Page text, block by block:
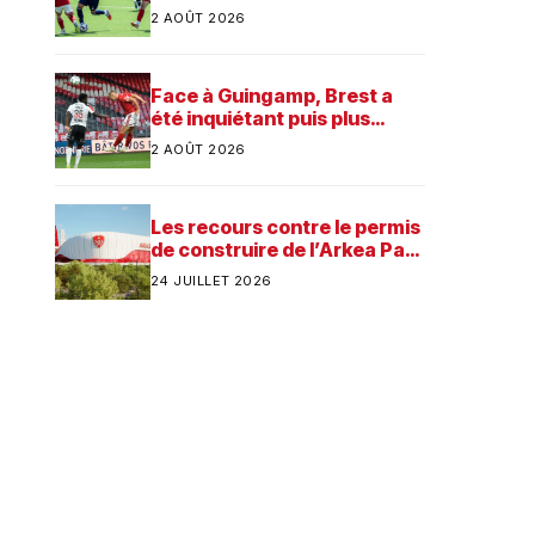
préparation
2 AOÛT 2026
Face à Guingamp, Brest a
été inquiétant puis plus
consistant
2 AOÛT 2026
Les recours contre le permis
de construire de l’Arkea Park
ont été rejetés par la justice.
24 JUILLET 2026